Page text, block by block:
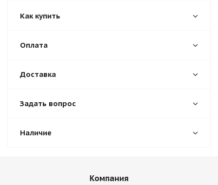
Как купить
Оплата
Доставка
Задать вопрос
Наличие
Компания